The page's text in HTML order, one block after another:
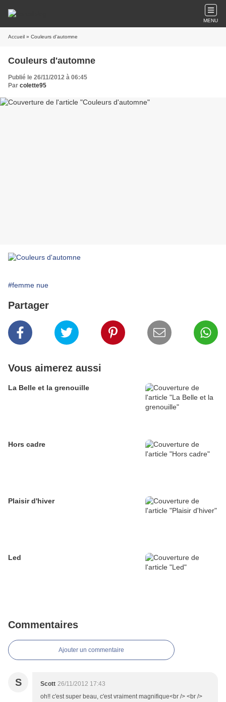
MENU
Accueil » Couleurs d'automne
Couleurs d'automne
Publié le 26/11/2012 à 06:45
Par colette95
#femme nue
Partager
Vous aimerez aussi
La Belle et la grenouille
Hors cadre
Plaisir d'hiver
Led
Commentaires
Ajouter un commentaire
S Scott 26/11/2012 17:43
oh!! c'est super beau, c'est vraiment magnifique<br /> <br />